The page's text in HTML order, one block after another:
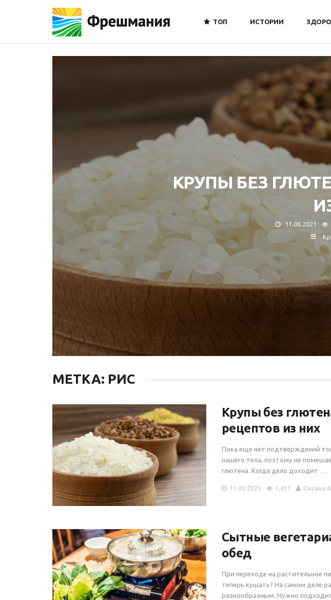
ТОП ИСТОРИИ
КРУПЫ БЕЗ
11.06.2021
МЕТКА: РИС
Крупы без
рецептов из них
Пока еще нет подтверждений
нашего тела, поэтому не
глютена. Когда дело доходит …
11.06.2021 1,411 Оксана
Сытные
обед
При переходе на растительное
теперь кушать? На самом деле
разнообразным. Нужно